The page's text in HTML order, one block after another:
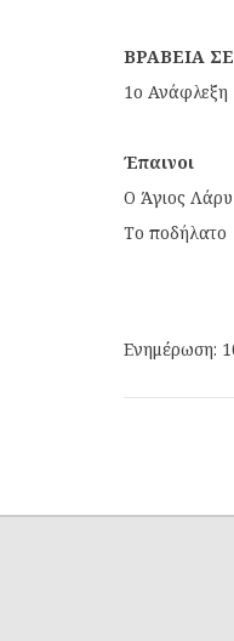
ΒΡΑΒΕΙΑ
1ο Ανάφλεξη
Έπαινοι
Ο Άγιος
Το ποδήλατο
Ενημέρωση: